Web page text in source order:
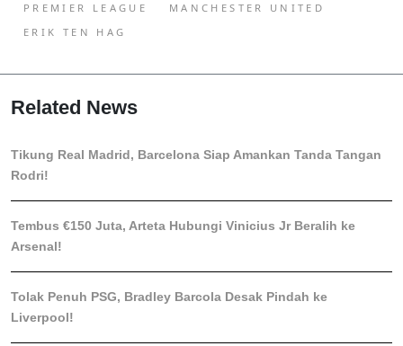
PREMIER LEAGUE
MANCHESTER UNITED
ERIK TEN HAG
Related News
Tikung Real Madrid, Barcelona Siap Amankan Tanda Tangan
Rodri!
Tembus €150 Juta, Arteta Hubungi Vinicius Jr Beralih ke
Arsenal!
Tolak Penuh PSG, Bradley Barcola Desak Pindah ke
Liverpool!